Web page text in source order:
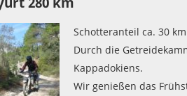
Schotteranteil ca. 30 km
Durch die
Kappadokiens.
Wir genießen das